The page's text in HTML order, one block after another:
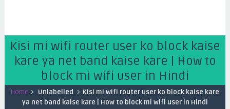
Kisi mi wifi router user ko block kaise
kare ya net band kaise kare | How to
block mi wifi user in Hindi
Home Unlabelled
Kisi mi wifi router user ko block kaise kare
ya net band kaise kare | How to block mi wifi user in Hindi